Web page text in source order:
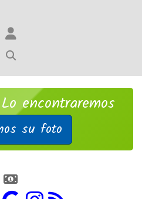
encontraremos
su foto